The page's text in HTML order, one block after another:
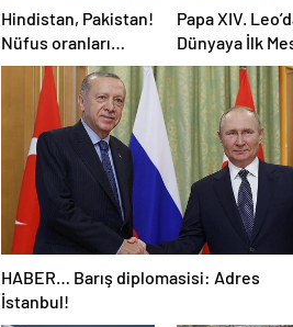
Hindistan, Pakistan!
Nüfus oranları
açıklandı! İşte
Dünyanın en
kalabalık ülkesi!
Dünya haritası
ülkeler!
Papa XIV.
Dünyaya İlk
SAVAŞA SON
VERİN!
HABER… Barış diplomasisi: Adres
İstanbul!